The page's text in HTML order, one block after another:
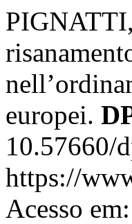
europei.
10.57660/
https://
Acesso